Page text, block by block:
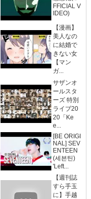
FFICIAL V
IDEO)
【漫画】
美人なの
に結婚で
きない女
【マン
ガ...
サザンオ
ールスタ
ーズ 特別
ライブ20
20「Ke
e...
[BE ORIGI
NAL] SEV
ENTEEN
(세븐틴)
'Left...
【週刊誌
すら手玉
に】手越